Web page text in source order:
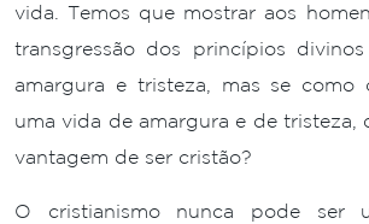
vida. Temos que mostrar aos
transgressão dos princípios
amargura e tristeza, mas se como
uma vida de amargura e de tristeza,
vantagem de ser cristão?
O cristianismo nunca pode ser